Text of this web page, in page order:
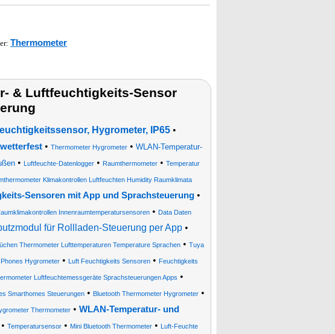
Thermometer
& Luftfeuchtigkeits-Sensor
Hygrometer, IP65 •
• Thermometer Hygrometer• WLAN-Temperatur-
• Luftfeuchte-Datenlogger• Raumthermometer• Temperatur
Klimakontrollen Luftfeuchten Humidity Raumklimata
Sensoren mit App und Sprachsteuerung•
Innenraumtemperatursensoren• Data Daten
für Rollladen-Steuerung per App •
Thermometer Lufttemperaturen Temperature Sprachen• Tuya
Hygrometer • Luft Feuchtigkeits Sensoren • Feuchtigkeits
Luftfeuchtemessgeräte Sprachsteuerungen Apps •
Smarthomes Steuerungen• Bluetooth Thermometer Hygrometer•
Thermometer• WLAN-Temperatur- und
Temperatursensor• Mini Bluetooth Thermometer• Luft-Feuchte